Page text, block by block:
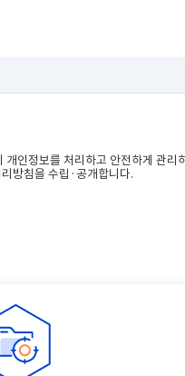
인정보를 처리하고 안전하게 관
방침을 수립·공개합니다.